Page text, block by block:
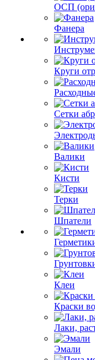
ОСП
Фанера
Круги
Сетки
Валики
Кисти
Терки
Шпатели
Клеи
Краски
Лаки,
Эмали